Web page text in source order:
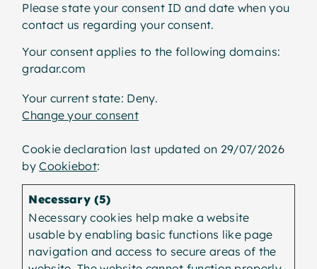
Please state your consent ID and date when you
contact us regarding your consent.
Your consent applies to the following domains:
gradar.com
Your current state: Deny.
Change your consent
Cookie declaration last updated on 29/07/2026
byCookiebot:
Necessary (5)
Necessary cookies help make a website
usable by enabling basic functions like page
navigation and access to secure areas of the